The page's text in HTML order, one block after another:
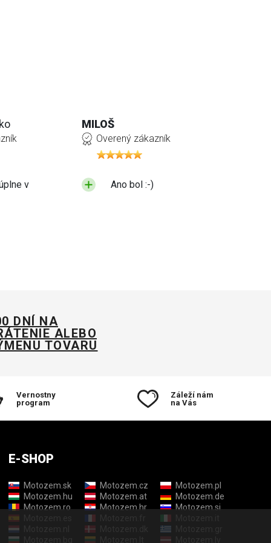
v
MILOŠ
Overený zákazník
Ano bol :-)
DNÍ NA
ALEBO
TOVARU
Vernostny
program
Záleží nám
na Vás
E-SHOP
Motozem.sk Motozem.cz
Motozem.pl
Motozem.hu
Motozem.at
Motozem.de
Motozem.ro
Motozem.hr
Motozem.si